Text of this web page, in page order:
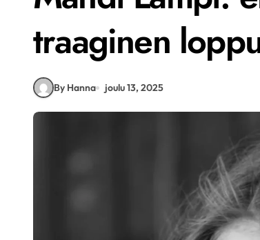
traaginen
By Hanna joulu 13, 2025